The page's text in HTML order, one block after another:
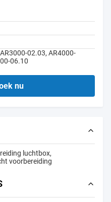
02.03, AR4000-
06.10
nu
luchtbox,
voorbereiding